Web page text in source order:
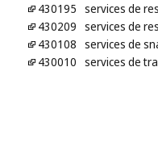
430195 services de
430209 services de
430108 services de
430010 services de